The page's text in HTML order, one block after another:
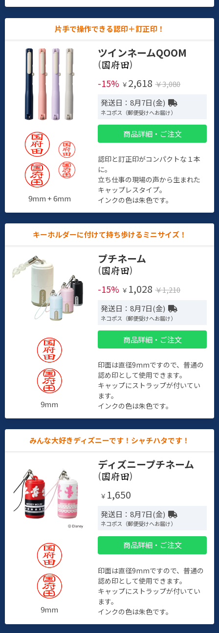
片手で操作できる認印＋訂正印！
9mm + 6mm
ツインネームQOOM
(
)
-15% ￥ 2,618 ￥3,080
発送日：8月7日(金)
ネコポス（郵便受けへお届け）
商品詳細・ご注文
認印と訂正印がコンパクトな１本
に。
立ち仕事の現場の声から生まれた
キャップレスタイプ。
インクの色は朱色です。
キーホルダーに付けて持ち歩けるミニサイズ！
9mm
プチネーム
(
)
-15% ￥ 1,028 ￥1,210
発送日：8月7日(金)
ネコポス（郵便受けへお届け）
商品詳細・ご注文
印面は直径9mmですので、普通の
認め印として使用できます。
キャップにストラップが付いてい
ます。
インクの色は朱色です。
みんな大好きディズニーです！シャチハタです！
9mm
ディズニープチネーム
( )
￥ 1,650
発送日：8月7日(金)
ネコポス（郵便受けへお届け）
商品詳細・ご注文
印面は直径9mmですので、普通の
認め印として使用できます。
キャップにストラップが付いてい
ます。
インクの色は朱色です。